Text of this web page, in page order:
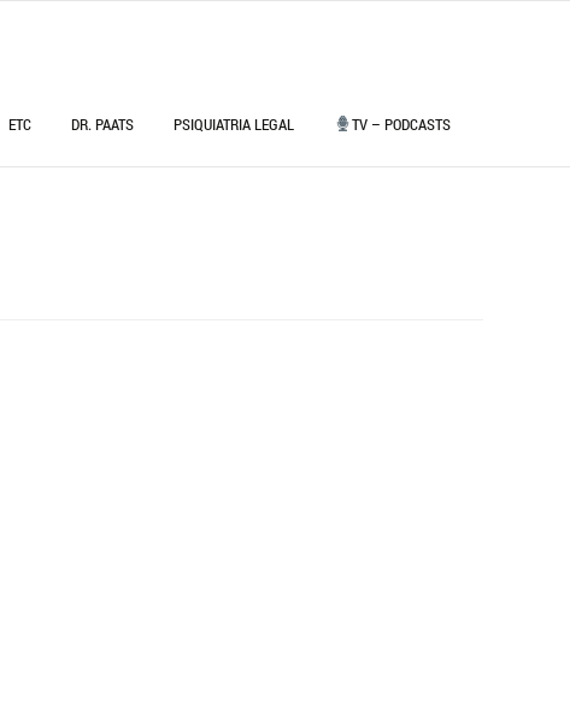
ETC DR. PAATS PSIQUIATRIA LEGAL TV – PODCASTS